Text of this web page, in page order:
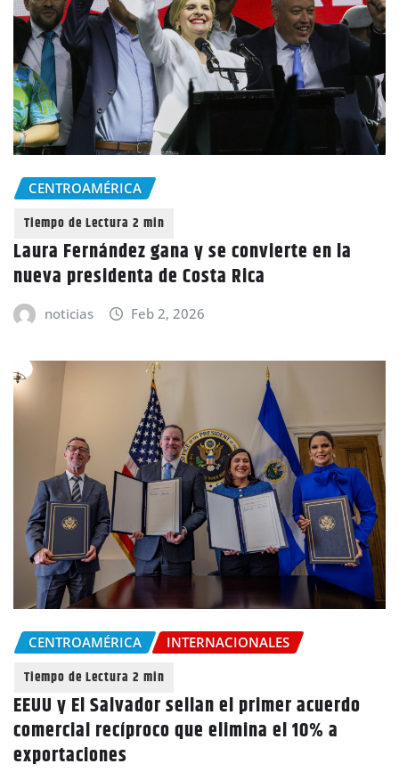
CENTROAMÉRICA
Laura Fernández gana y se convierte en la
nueva presidenta de Costa Rica
noticias Feb 2, 2026
CENTROAMÉRICA INTERNACIONALES
EEUU y El Salvador sellan el primer acuerdo
comercial recíproco que elimina el 10% a
exportaciones